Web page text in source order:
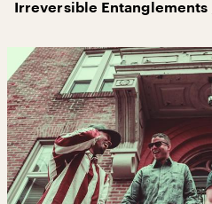
Irreversible Entanglements